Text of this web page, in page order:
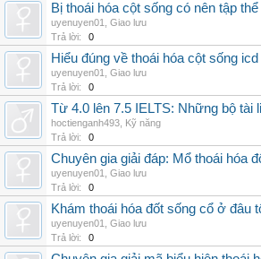
Bị thoái hóa cột sống có nên tập
uyenuyen01
Giao lưu
Trả lời:
0
Hiểu đúng về thoái hóa cột sống
uyenuyen01
Giao lưu
Trả lời:
0
Từ 4.0 lên 7.5 IELTS: Những bộ tài
hoctienganh493 Kỹ năng
Trả lời:
0
Chuyên gia giải đáp: Mổ thoái hóa
uyenuyen01
Giao lưu
Trả lời:
0
Khám thoái hóa đốt sống cổ ở đâu
uyenuyen01
Giao lưu
Trả lời:
0